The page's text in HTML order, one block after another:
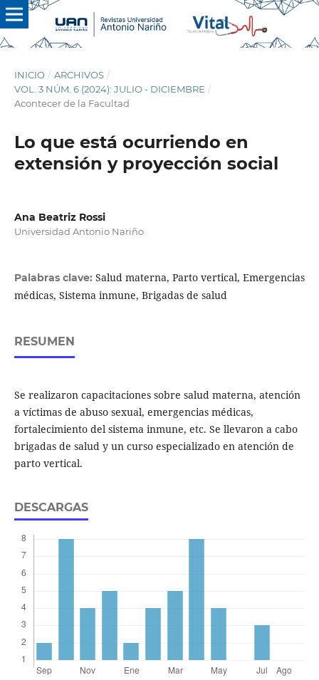
INICIO / ARCHIVOS /
VOL. 3 NÚM. 6 (2024): JULIO - DICIEMBRE /
Acontecer de la Facultad
Lo que está ocurriendo en
extensión y proyección social
Ana Beatriz Rossi
Universidad Antonio Nariño
Palabras clave: Salud materna, Parto vertical, Emergencias
médicas, Sistema inmune, Brigadas de salud
RESUMEN
Se realizaron capacitaciones sobre salud materna, atención
a víctimas de abuso sexual, emergencias médicas,
fortalecimiento del sistema inmune, etc. Se llevaron a cabo
brigadas de salud y un curso especializado en atención de
parto vertical.
DESCARGAS